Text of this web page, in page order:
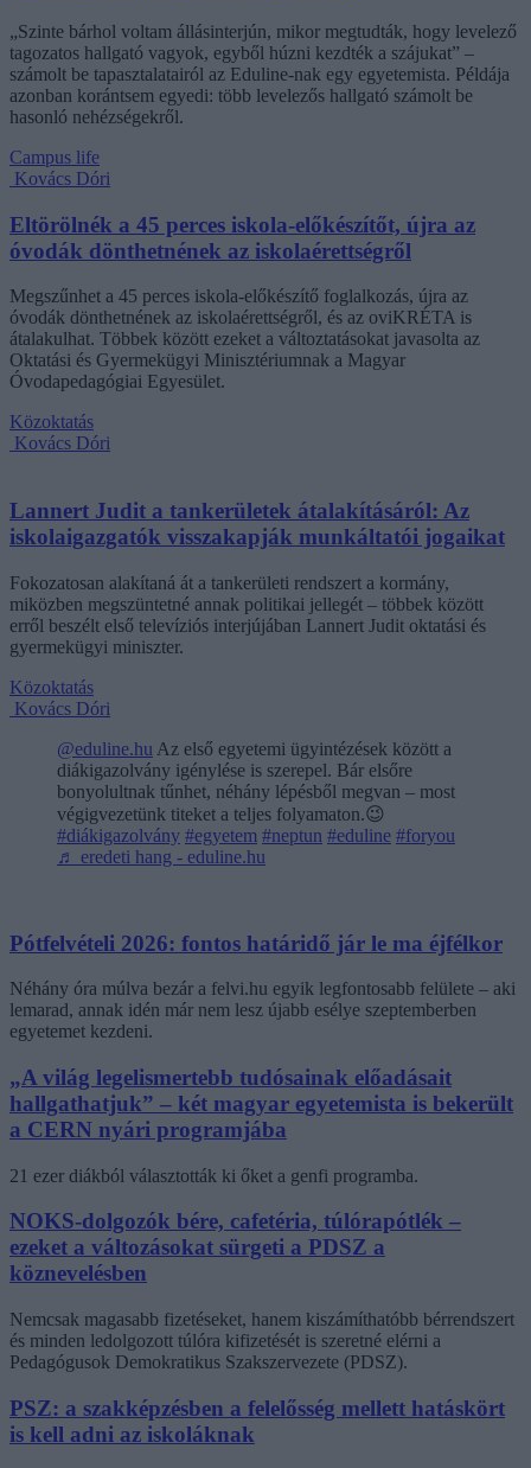
„Szinte bárhol voltam állásinterjún, mikor megtudták, hogy levelező
tagozatos hallgató vagyok, egyből húzni kezdték a szájukat” –
számolt be tapasztalatairól az Eduline-nak egy egyetemista. Példája
azonban korántsem egyedi: több levelezős hallgató számolt be
hasonló nehézségekről.
Campus life
Kovács Dóri
Eltörölnék a 45 perces iskola-előkészítőt, újra az
óvodák dönthetnének az iskolaérettségről
Megszűnhet a 45 perces iskola-előkészítő foglalkozás, újra az
óvodák dönthetnének az iskolaérettségről, és az oviKRÉTA is
átalakulhat. Többek között ezeket a változtatásokat javasolta az
Oktatási és Gyermekügyi Minisztériumnak a Magyar
Óvodapedagógiai Egyesület.
Közoktatás
Kovács Dóri
Lannert Judit a tankerületek átalakításáról: Az
iskolaigazgatók visszakapják munkáltatói jogaikat
Fokozatosan alakítaná át a tankerületi rendszert a kormány,
miközben megszüntetné annak politikai jellegét – többek között
erről beszélt első televíziós interjújában Lannert Judit oktatási és
gyermekügyi miniszter.
Közoktatás
Kovács Dóri
@eduline.hu Az első egyetemi ügyintézések között a
diákigazolvány igénylése is szerepel. Bár elsőre
bonyolultnak tűnhet, néhány lépésből megvan – most
végigvezetünk titeket a teljes folyamaton.😉
#diákigazolvány #egyetem #neptun #eduline #foryou
♬ eredeti hang - eduline.hu
Pótfelvételi 2026: fontos határidő jár le ma éjfélkor
Néhány óra múlva bezár a felvi.hu egyik legfontosabb felülete – aki
lemarad, annak idén már nem lesz újabb esélye szeptemberben
egyetemet kezdeni.
„A világ legelismertebb tudósainak előadásait
hallgathatjuk” – két magyar egyetemista is bekerült
a CERN nyári programjába
21 ezer diákból választották ki őket a genfi programba.
NOKS-dolgozók bére, cafetéria, túlórapótlék –
ezeket a változásokat sürgeti a PDSZ a
köznevelésben
Nemcsak magasabb fizetéseket, hanem kiszámíthatóbb bérrendszert
és minden ledolgozott túlóra kifizetését is szeretné elérni a
Pedagógusok Demokratikus Szakszervezete (PDSZ).
PSZ: a szakképzésben a felelősség mellett hatáskört
is kell adni az iskoláknak